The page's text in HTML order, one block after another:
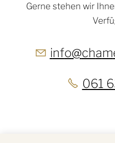
Gerne stehen wir
nf ch m
061